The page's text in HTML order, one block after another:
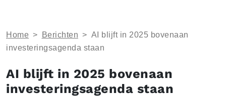
Home > Berichten > AI blijft in 2025 bovenaan
investeringsagenda staan
AI blijft in 2025 bovenaan
investeringsagenda staan